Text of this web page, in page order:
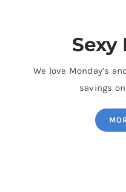
Sexy
We love Monday’s
savings